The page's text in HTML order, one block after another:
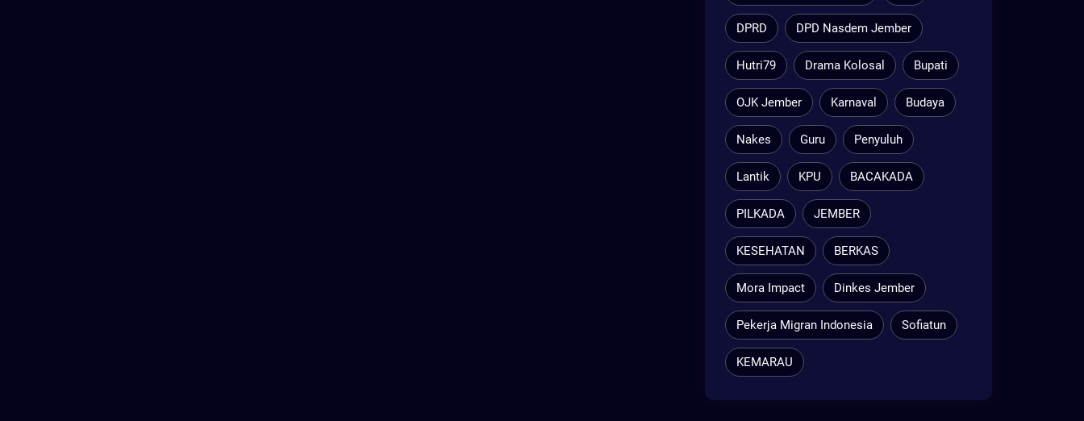
DPRD DPD Nasdem Jember
Hutri79 Drama Kolosal Bupati
OJK Jember Karnaval Budaya
Nakes Guru Penyuluh
Lantik KPU BACAKADA
PILKADA JEMBER
KESEHATAN BERKAS
Mora Impact Dinkes Jember
Pekerja Migran Indonesia Sofiatun
KEMARAU